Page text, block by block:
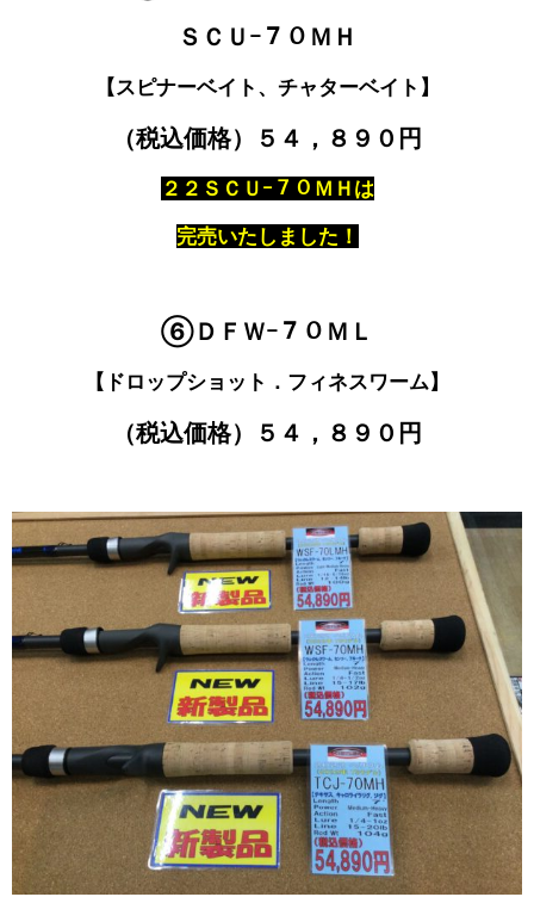
ＳＣＵｰ７０ＭＨ
【スピナーベイト、チャターベイト】
（税込価格）５４，８９０円
２２ＳＣＵｰ７０ＭＨは
完売いたしました！
⑥ＤＦＷｰ７０ＭＬ
【ドロップショット．フィネスワーム】
（税込価格）５４，８９０円